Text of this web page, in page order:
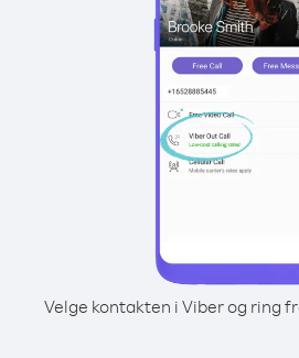
Velge kontakten i Viber og ring